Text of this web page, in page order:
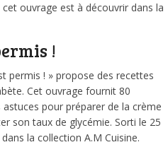
ouvrage est à découvrir dans la
!
permis ! » propose des recettes
Cet ouvrage fournit 80
pour préparer de la crème
son taux de glycémie. Sorti le 25
la collection A.M Cuisine.